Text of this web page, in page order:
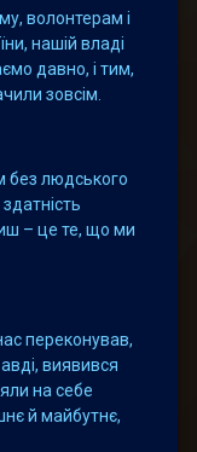
волонтерам і
нашій владі
давно, і тим,
зовсім.
без людського
– це те, що ми
переконував,
виявився
на себе
й майбутнє,